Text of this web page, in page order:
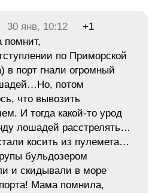
30 янв, 10:12
+1
по Приморской
в порт гнали огромный
потом
что вывозить
И тогда какой-то урод
лошадей расстрелять…
косить из пулемета…
бульдозером
и скидывали в море
Мама помнила,